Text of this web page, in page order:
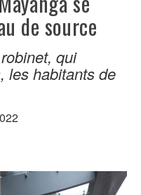
de source
qui
les habitants de